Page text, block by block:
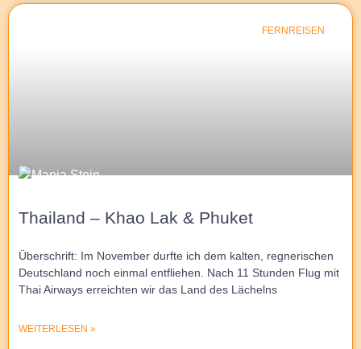
FERNREISEN
Thailand – Khao Lak & Phuket
Überschrift: Im November durfte ich dem kalten, regnerischen
Deutschland noch einmal entfliehen. Nach 11 Stunden Flug mit
Thai Airways erreichten wir das Land des Lächelns
WEITERLESEN »